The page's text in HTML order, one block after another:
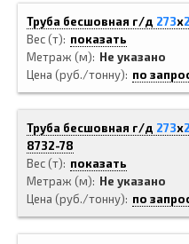
Труба бесшовная г/д 273x
Вес (т)
показать
Метраж (м)
Не указано
Цена (руб./тонну)
по
Труба бесшовная г/д 273x
8732-78
Вес (т)
показать
Метраж (м)
Не указано
Цена (руб./тонну)
по